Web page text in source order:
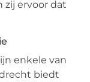
zij ervoor dat
enkele van
biedt